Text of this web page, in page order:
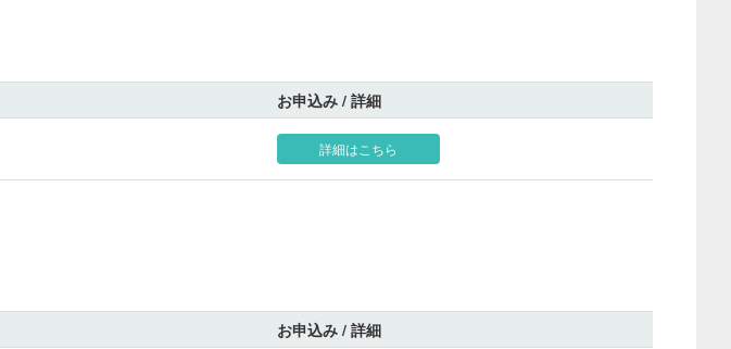
お申込み / 詳細
詳細はこちら
お申込み / 詳細